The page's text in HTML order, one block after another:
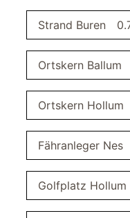
Minigolf
Reiten
Haustiere erlaubt
Trockner
Windsurfen
Strandnähe
Wäscheservice
Angeln
Nichtraucher
Waschmaschine
Familienfreundlich
Strand Buren
Ortskern Ballum
Ortskern Hollum
Fähranleger Nes
Golfplatz Hollum